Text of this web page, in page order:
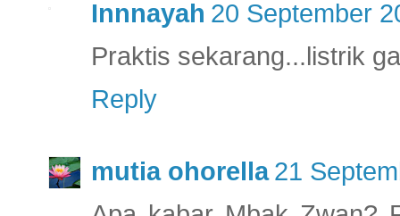
Innnayah 20 September
Praktis sekarang...listrik
Reply
mutia ohorella 21